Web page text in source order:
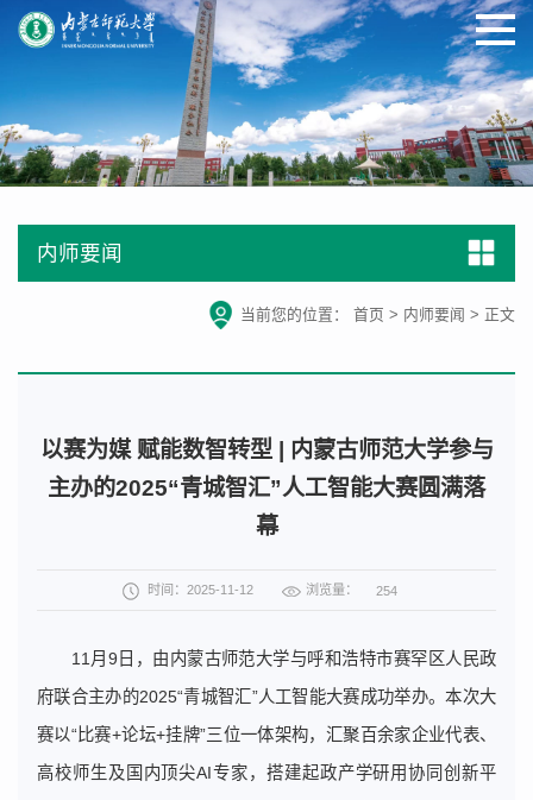
内师要闻
当前您的位置： 首页 > 内师要闻 > 正文
以赛为媒 赋能数智转型 | 内蒙古师范大学参与
主办的2025“青城智汇”人工智能大赛圆满落
幕
时间：2025-11-12 浏览量： 254
11月9日，由内蒙古师范大学与呼和浩特市赛罕区人民政
府联合主办的2025“青城智汇”人工智能大赛成功举办。本次大
赛以“比赛+论坛+挂牌”三位一体架构，汇聚百余家企业代表、
高校师生及国内顶尖AI专家，搭建起政产学研用协同创新平